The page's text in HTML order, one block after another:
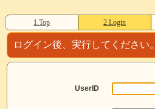
1.Top 2.Login
ログイン後、実行してください。
UserID